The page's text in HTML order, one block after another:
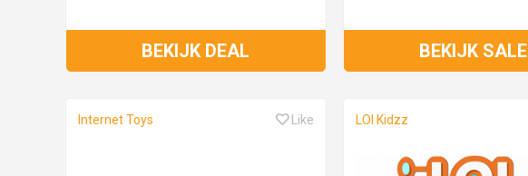
BEKIJK DEAL BEKIJK SALE
Internet Toys Like LOI Kidzz